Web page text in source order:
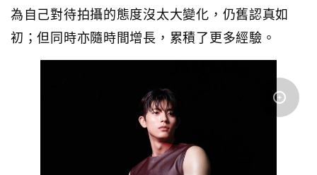
為自己對待拍攝的態度沒太大變化，仍舊認真如
初；但同時亦隨時間增長，累積了更多經驗。